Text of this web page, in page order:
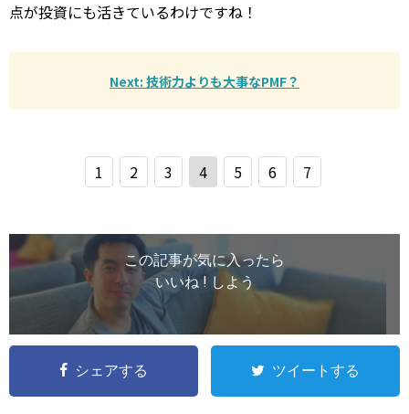
点が投資にも活きているわけですね！
Next: 技術力よりも大事なPMF？
1 2 3 4 5 6 7
この記事が気に入ったら
いいね ! しよう
シェアする ツイートする